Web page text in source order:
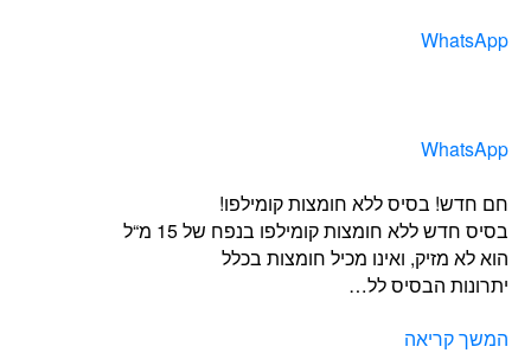
WhatsApp
WhatsApp
חם חדש! בסיס ללא חומצות קומילפו!
בסיס חדש ללא חומצות קומילפו בנפח של 15 מ“ל
הוא לא מזיק, ואינו מכיל חומצות בכלל
יתרונות הבסיס לל…
המשך קריאה